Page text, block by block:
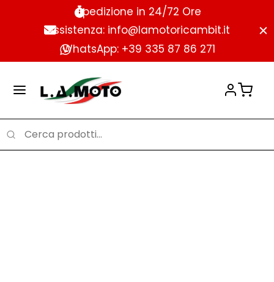
Spedizione in 24/72 Ore
Assistenza: info@lamotoricambit.it
WhatsApp: +39 335 87 86 271